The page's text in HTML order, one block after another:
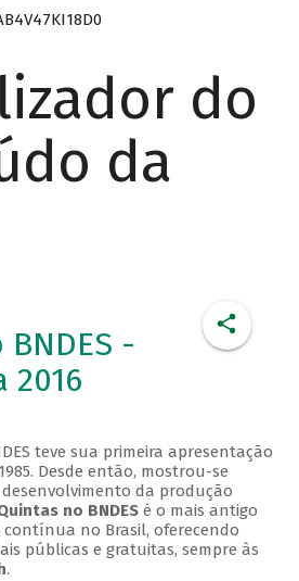
do
da
-
2016
teve sua primeira apresentação
Desde então, mostrou-se
da produção
no BNDESé o mais antigo
no Brasil, oferecendo
públicas e gratuitas, sempre às
.